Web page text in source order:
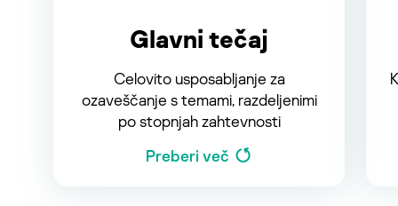
Glavni tečaj
Celovito usposabljanje za
ozaveščanje s temami, razdeljenimi
po stopnjah zahtevnosti
Preberi več